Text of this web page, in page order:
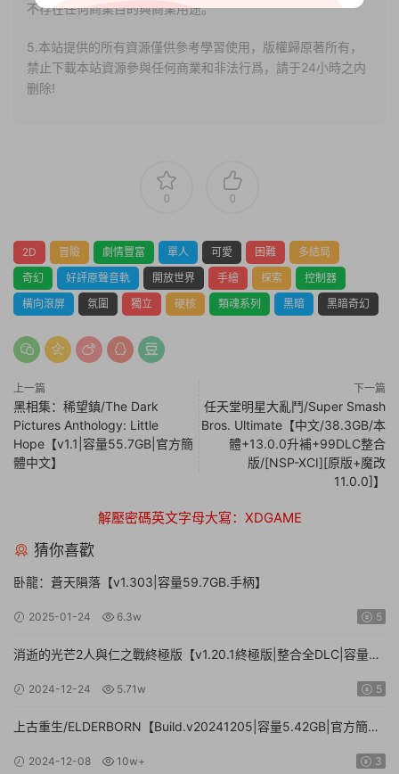
不存在任何商業目的與商業用途。
5.本站提供的所有資源僅供參考學習使用，版權歸原著所有，
禁止下載本站資源參與任何商業和非法行爲，請于24小時之内
删除!
0 0
2D 冒險 劇情豐富 單人 可愛 困難
多結局
奇幻
好評原聲音軌 開放世界 手繪 探索
控制器
橫向滾屏
氛圍 獨立 硬核 類魂系列 黑暗 黑暗奇幻
上一篇
黑相集：稀望鎮/The Dark
Pictures Anthology: Little
Hope【v1.1|容量55.7GB|官方簡
體中文】
下一篇
任天堂明星大亂鬥/Super Smash
Bros. Ultimate【中文/38.3GB/本
體+13.0.0升補+99DLC整合
版/[NSP-XCI][原版+魔改
11.0.0]】
解壓密碼英文字母大寫：XDGAME
猜你喜歡
卧龍：蒼天隕落【v1.303|容量59.7GB.手柄】
2025-01-24 6.3w 5
消逝的光芒2人與仁之戰終極版【v1.20.1終極版|整合全DLC|容量
2024-12-24 5.71w 5
上古重生/ELDERBORN【Build.v20241205|容量5.42GB|官方簡體
2024-12-08 10w+ 3